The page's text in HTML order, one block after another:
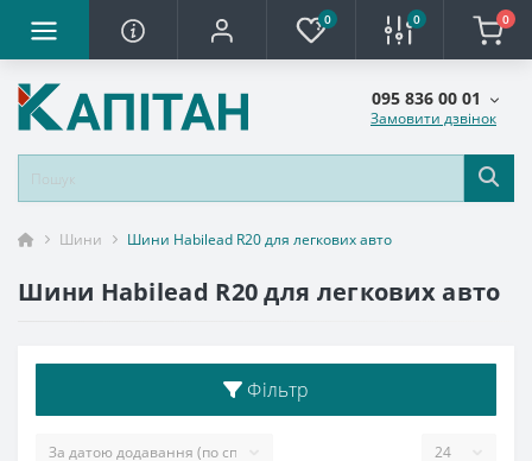
0 0 0
095 836 00 01
Замовити дзвінок
Шини Шини Habilead R20 для легкових авто
Шини Habilead R20 для легкових авто
Фільтр